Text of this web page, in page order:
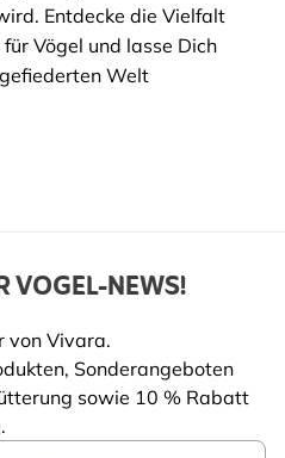
Entdecke die Vielfalt
Vögel und lasse Dich
Welt
VOGEL-NEWS!
von Vivara.
Sonderangeboten
sowie 10 % Rabatt